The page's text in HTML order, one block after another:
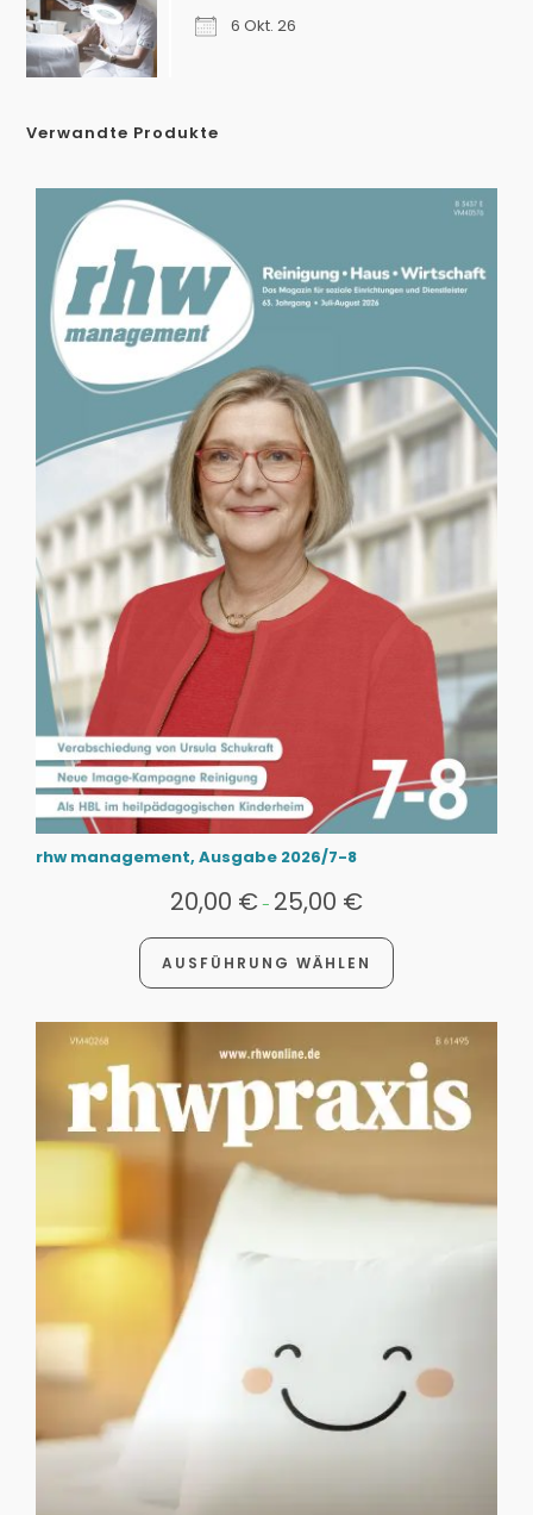
6 Okt. 26
Verwandte Produkte
rhw management, Ausgabe 2026/7-8
20,00 €- 25,00 €
AUSFÜHRUNG WÄHLEN